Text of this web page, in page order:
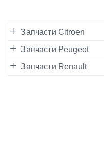
Запчасти Citroen
Запчасти Peugeot
Запчасти Renault